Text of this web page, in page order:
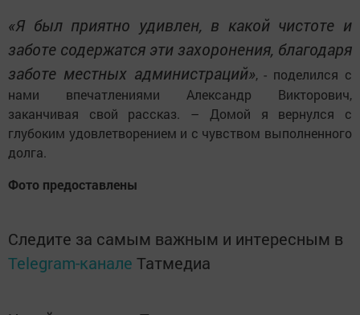
«Я был приятно удивлен, в какой чистоте и
заботе содержатся эти захоронения, благодаря
заботе местных администраций», - поделился с
нами впечатлениями Александр Викторович,
заканчивая свой рассказ. – Домой я вернулся с
глубоким удовлетворением и с чувством выполненного
долга.
Фото предоставлены
Следите за самым важным и интересным в
Telegram-канале Татмедиа